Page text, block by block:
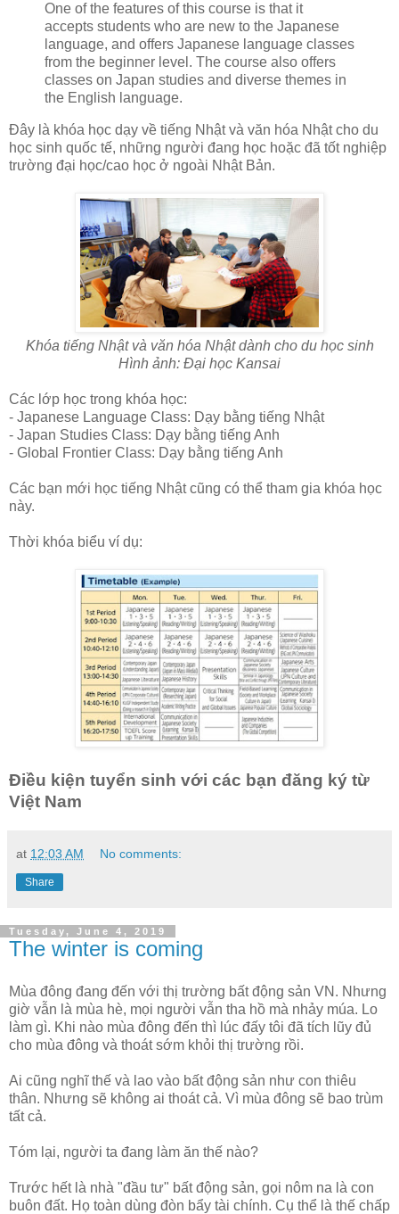
One of the features of this course is that it
accepts students who are new to the Japanese
language, and offers Japanese language classes
from the beginner level. The course also offers
classes on Japan studies and diverse themes in
the English language.
Đây là khóa học dạy về tiếng Nhật và văn hóa Nhật cho du
học sinh quốc tế, những người đang học hoặc đã tốt nghiệp
trường đại học/cao học ở ngoài Nhật Bản.
Khóa tiếng Nhật và văn hóa Nhật dành cho du học sinh
Hình ảnh: Đại học Kansai
Các lớp học trong khóa học:
- Japanese Language Class: Dạy bằng tiếng Nhật
- Japan Studies Class: Dạy bằng tiếng Anh
- Global Frontier Class: Dạy bằng tiếng Anh
Các bạn mới học tiếng Nhật cũng có thể tham gia khóa học
này.
Thời khóa biểu ví dụ:
Điều kiện tuyển sinh với các bạn đăng ký từ
Việt Nam
at 12:03 AM No comments:
Share
Tuesday, June 4, 2019
The winter is coming
Mùa đông đang đến với thị trường bất động sản VN. Nhưng
giờ vẫn là mùa hè, mọi người vẫn tha hồ mà nhảy múa. Lo
làm gì. Khi nào mùa đông đến thì lúc đấy tôi đã tích lũy đủ
cho mùa đông và thoát sớm khỏi thị trường rồi.
Ai cũng nghĩ thế và lao vào bất động sản như con thiêu
thân. Nhưng sẽ không ai thoát cả. Vì mùa đông sẽ bao trùm
tất cả.
Tóm lại, người ta đang làm ăn thế nào?
Trước hết là nhà "đầu tư" bất động sản, gọi nôm na là con
buôn đất. Họ toàn dùng đòn bẩy tài chính. Cụ thể là thế chấp